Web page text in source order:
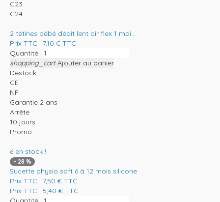
C23
C24
2 tétines bébé débit lent air flex 1 moi...
Prix TTC : 7,10 € TTC
Quantité :
shopping_cart Ajouter au panier
Destock
CE
NF
Garantie 2 ans
Arrête
10 jours
Promo
6 en stock !
- 28 %
Sucette physio soft 6 à 12 mois silicone
Prix TTC : 7,50 € TTC
Prix TTC : 5,40 € TTC